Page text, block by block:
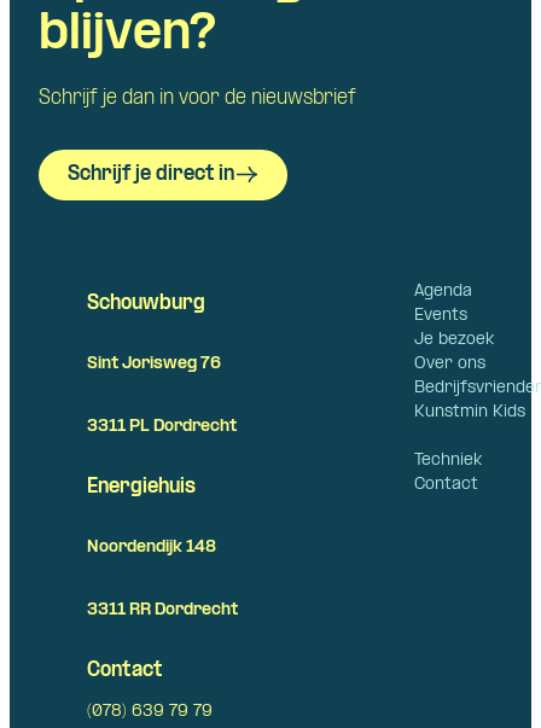
blijven?
Schrijf je dan in voor de nieuwsbrief
Schrijf je direct in
Agenda
Events
Je bezoek
Over ons
Kunstmin Kids
Techniek
Contact
Schouwburg
Sint Jorisweg 76
3311 PL Dordrecht
Energiehuis
Noordendijk 148
3311 RR Dordrecht
Contact
(078) 639 79 79